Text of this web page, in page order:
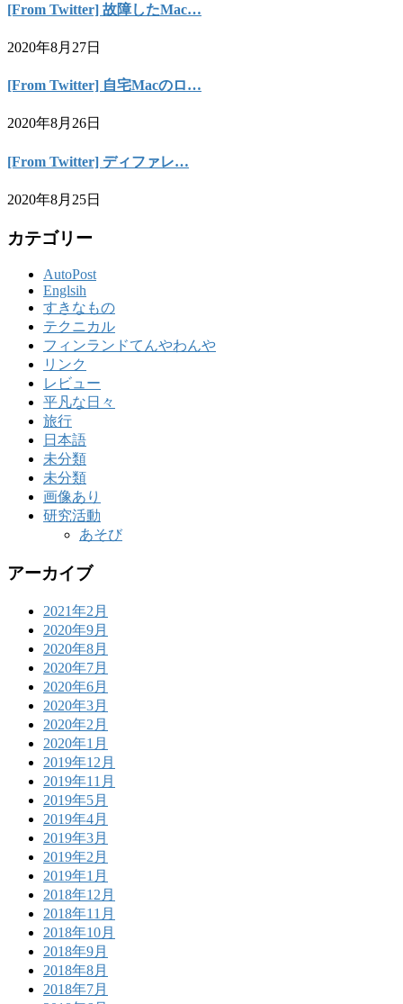
[From Twitter] 故障したMac…
2020年8月27日
[From Twitter] 自宅Macのロ…
2020年8月26日
[From Twitter] ディファレ…
2020年8月25日
カテゴリー
AutoPost
Englsih
すきなもの
テクニカル
フィンランドてんやわんや
リンク
レビュー
平凡な日々
旅行
日本語
未分類
未分類
画像あり
研究活動
あそび
アーカイブ
2021年2月
2020年9月
2020年8月
2020年7月
2020年6月
2020年3月
2020年2月
2020年1月
2019年12月
2019年11月
2019年5月
2019年4月
2019年3月
2019年2月
2019年1月
2018年12月
2018年11月
2018年10月
2018年9月
2018年8月
2018年7月